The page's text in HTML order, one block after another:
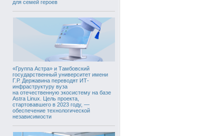
для семей героев
«Группа Астра» и Тамбовский
государственный университет имени
Г.Р. Державина переводят ИТ-
инфраструктуру вуза
на отечественную экосистему на базе
Astra Linux. Цель проекта,
стартовавшего в 2023 году, —
обеспечение технологической
независимости